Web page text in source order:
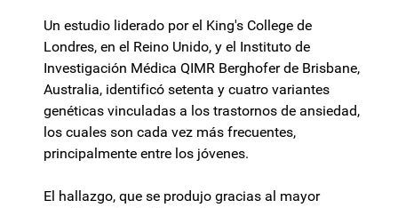
Un estudio liderado por el King's College de
Londres, en el Reino Unido, y el Instituto de
Investigación Médica QIMR Berghofer de Brisbane,
Australia, identificó setenta y cuatro variantes
genéticas vinculadas a los trastornos de ansiedad,
los cuales son cada vez más frecuentes,
principalmente entre los jóvenes.
El hallazgo, que se produjo gracias al mayor